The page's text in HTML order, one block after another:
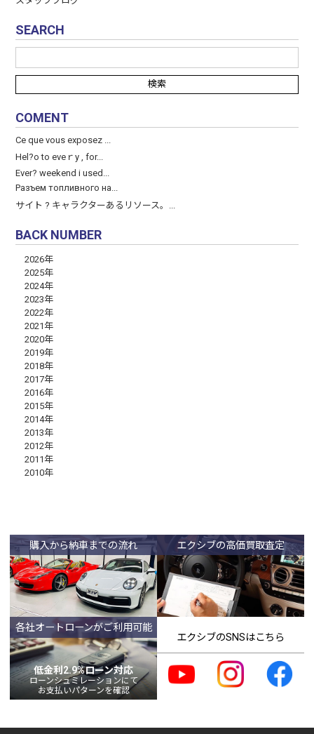
SEARCH
COMENT
Ce que vous exposez ...
Hel?o to eveｒy , for...
Ever? weekend і used...
Разъем топливного на...
サイト ? キャラクターあるリソース。...
BACK NUMBER
2026年
2025年
2024年
2023年
2022年
2021年
2020年
2019年
2018年
2017年
2016年
2015年
2014年
2013年
2012年
2011年
2010年
購入から納車までの流れ エクシブの高価買取査定
各社オートローンがご利用可能
低金利2.9%ローン対応
ローンシュミレーションにて
お支払いパターンを確認
エクシブのSNSはこちら